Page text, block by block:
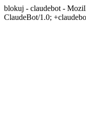
blokuj - claudebot -
ClaudeBot/1.0;